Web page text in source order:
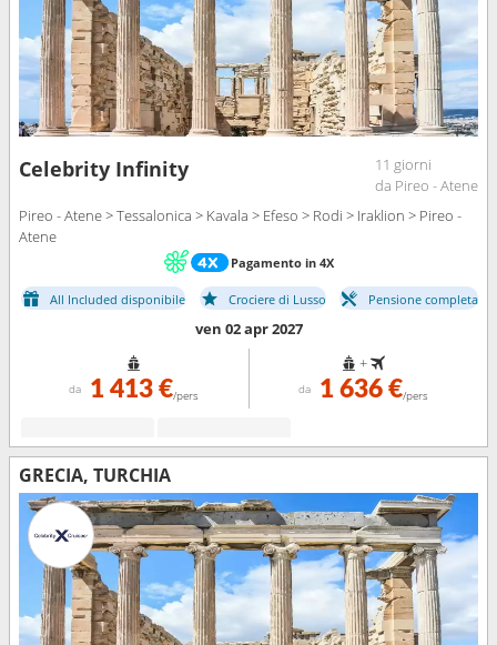
Celebrity Infinity
11 giorni
da Pireo - Atene
Pireo - Atene > Tessalonica > Kavala > Efeso > Rodi > Iraklion > Pireo -
Atene
Pagamento in 4X
All Included disponibile Crociere di Lusso Pensione completa
ven 02 apr 2027
da 1 413 €/pers
+
da 1 636 €/pers
GRECIA, TURCHIA